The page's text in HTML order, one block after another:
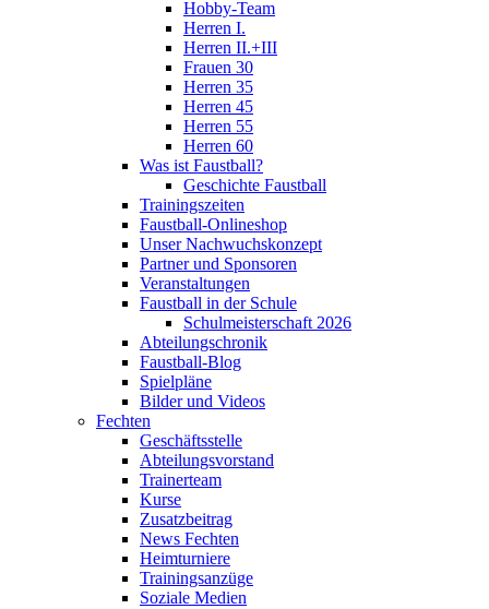
Hobby-Team
Herren I.
Herren II.+III
Frauen 30
Herren 35
Herren 45
Herren 55
Herren 60
Was ist Faustball?
Geschichte Faustball
Trainingszeiten
Faustball-Onlineshop
Unser Nachwuchskonzept
Partner und Sponsoren
Veranstaltungen
Faustball in der Schule
Schulmeisterschaft 2026
Abteilungschronik
Faustball-Blog
Spielpläne
Bilder und Videos
Fechten
Geschäftsstelle
Abteilungsvorstand
Trainerteam
Kurse
Zusatzbeitrag
News Fechten
Heimturniere
Trainingsanzüge
Soziale Medien